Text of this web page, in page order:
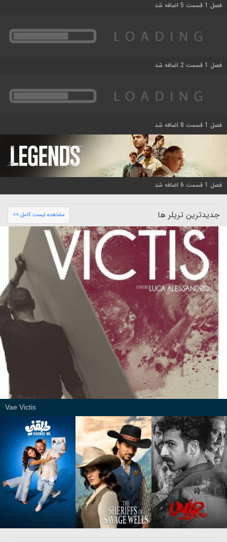
فصل 1 قسمت 5 اضافه شد
فصل 1 قسمت 2 اضافه شد
فصل 1 قسمت 8 اضافه شد
فصل 1 قسمت 6 اضافه شد
جدیدترین تریلر ها مشاهده لیست کامل >>
Vae Victis